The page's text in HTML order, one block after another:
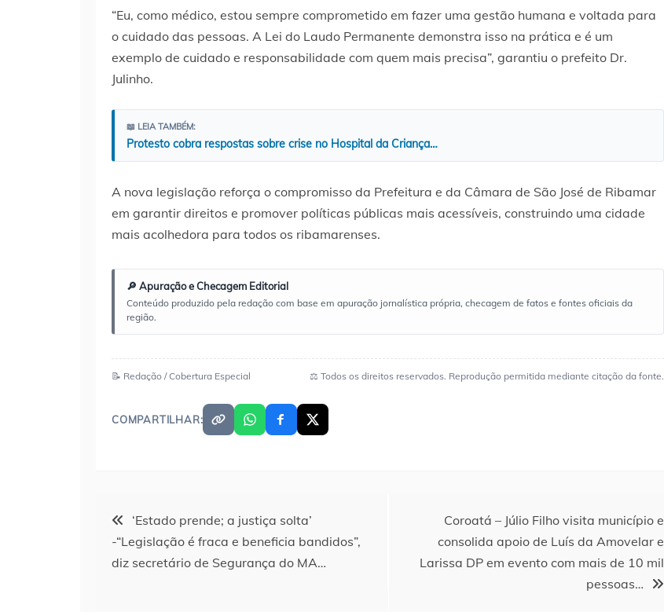
“Eu, como médico, estou sempre comprometido em fazer uma gestão humana e voltada para
o cuidado das pessoas. A Lei do Laudo Permanente demonstra isso na prática e é um
exemplo de cuidado e responsabilidade com quem mais precisa”, garantiu o prefeito Dr.
Julinho.
📖 LEIA TAMBÉM:
Protesto cobra respostas sobre crise no Hospital da Criança…
A nova legislação reforça o compromisso da Prefeitura e da Câmara de São José de Ribamar
em garantir direitos e promover políticas públicas mais acessíveis, construindo uma cidade
mais acolhedora para todos os ribamarenses.
🔎 Apuração e Checagem Editorial
Conteúdo produzido pela redação com base em apuração jornalística própria, checagem de fatos e fontes oficiais da
região.
📝 Redação / Cobertura Especial ⚖️ Todos os direitos reservados. Reprodução permitida mediante citação da fonte.
COMPARTILHAR:
Navegação
de
‘Estado prende; a justiça solta’
-“Legislação é fraca e beneficia bandidos”,
diz secretário de Segurança do MA…
Coroatá – Júlio Filho visita município e
consolida apoio de Luís da Amovelar e
Larissa DP em evento com mais de 10 mil
pessoas…